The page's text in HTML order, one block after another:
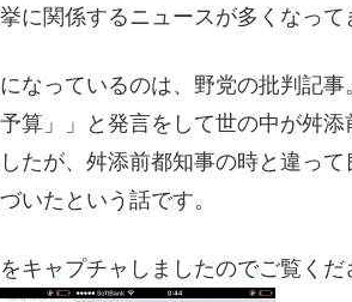
に関係するニュースが多くなって
なっているのは、野党の批判記
算」」と発言をして世の中が舛
たが、舛添前都知事の時と違っ
いたという話です。
キャプチャしましたのでご覧くだ